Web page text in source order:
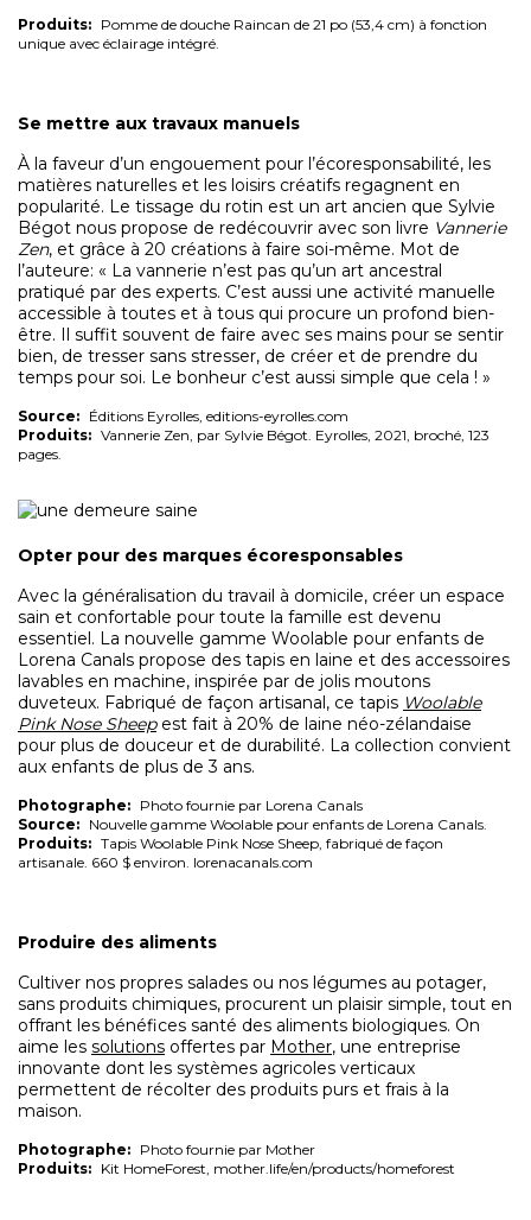
Produits: Pomme de douche Raincan de 21 po (53,4 cm) à fonction
unique avec éclairage intégré.
Se mettre aux travaux manuels
À la faveur d’un engouement pour l’écoresponsabilité, les
matières naturelles et les loisirs créatifs regagnent en
popularité. Le tissage du rotin est un art ancien que Sylvie
Bégot nous propose de redécouvrir avec son livre Vannerie
Zen, et grâce à 20 créations à faire soi-même. Mot de
l’auteure: « La vannerie n’est pas qu’un art ancestral
pratiqué par des experts. C’est aussi une activité manuelle
accessible à toutes et à tous qui procure un profond bien-
être. Il suffit souvent de faire avec ses mains pour se sentir
bien, de tresser sans stresser, de créer et de prendre du
temps pour soi. Le bonheur c’est aussi simple que cela ! »
Source: Éditions Eyrolles, editions-eyrolles.com
Produits: Vannerie Zen, par Sylvie Bégot. Eyrolles, 2021, broché, 123
pages.
Opter pour des marques écoresponsables
Avec la généralisation du travail à domicile, créer un espace
sain et confortable pour toute la famille est devenu
essentiel. La nouvelle gamme Woolable pour enfants de
Lorena Canals propose des tapis en laine et des accessoires
lavables en machine, inspirée par de jolis moutons
duveteux. Fabriqué de façon artisanal, ce tapis Woolable
Pink Nose Sheepest fait à 20% de laine néo-zélandaise
pour plus de douceur et de durabilité. La collection convient
aux enfants de plus de 3 ans.
Photographe: Photo fournie par Lorena Canals
Source: Nouvelle gamme Woolable pour enfants de Lorena Canals.
Produits: Tapis Woolable Pink Nose Sheep, fabriqué de façon
artisanale. 660 $ environ. lorenacanals.com
Produire des aliments
Cultiver nos propres salades ou nos légumes au potager,
sans produits chimiques, procurent un plaisir simple, tout en
offrant les bénéfices santé des aliments biologiques. On
aime les solutions offertes par Mother, une entreprise
innovante dont les systèmes agricoles verticaux
permettent de récolter des produits purs et frais à la
maison.
Photographe: Photo fournie par Mother
Produits: Kit HomeForest, mother.life/en/products/homeforest